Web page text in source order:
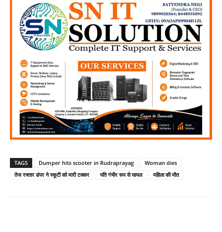
TAGS Dumper hits scooter in Rudraprayag
Woman dies
तेज रफ्तार डंपर ने स्कूटी को मारी टक्कर
पति गंभीर रूप से घायल महिला की मौत